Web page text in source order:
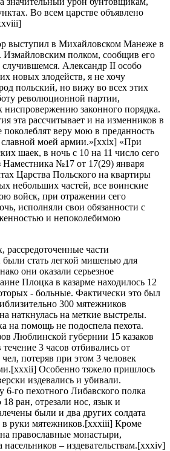
Во всем царстве объявлено
выступил в Михайловском Манеже в
Измайловским полком, сообщив его
Александр II особо
новых злодейств, я не хочу
польский, но вижу во всех этих
революционной партии,
ниспровержению законного порядка.
эта рассчитывает и на изменников в
веру мою в преданность
славной моей армии.»[xxix] «При
шаек, в ночь с 10 на 11 число сего
Наместника №17 от 17(29) января
Царства Польского на квартиры
небольших частей, все воинские
войск, при отражении сего
исполняли свои обязанности с
и непоколебимою
рассредоточенные части
стать легкой мишенью для
они оказали серьезное
Плоцка в казарме находилось 12
- больные. Фактически это был
300 мятежников
наткнулась на меткие выстрелы.
на помощь не подоспела пехота.
Люблинской губернии 15 казаков
3 часов отбивались от
потеряв при этом 3 человек
Особенно тяжело пришлось
издевались и убивали.
го пехотного Либавского полка
ран, отрезали нос, язык и
были и два других солдата
в руки мятежников.[xxxiii] Кроме
православные монастыри,
насельников – издевательствам.[xxxiv]